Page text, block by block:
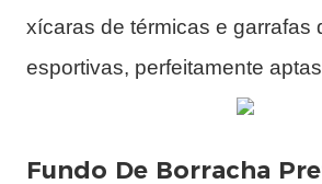
xícaras de térmicas e garrafas
esportivas, perfeitamente